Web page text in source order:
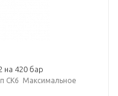
на 420 бар
СК6 Максимальное